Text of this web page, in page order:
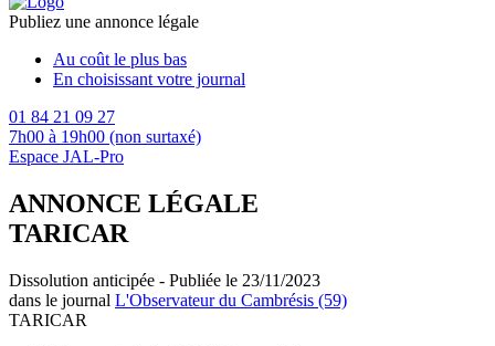
Publiez une annonce légale
Au coût le plus bas
En choisissant votre journal
01 84 21 09 27
7h00 à 19h00 (non surtaxé)
Espace JAL-Pro
ANNONCE LÉGALE
TARICAR
Dissolution anticipée - Publiée le 23/11/2023
dans le journal L'Observateur du Cambrésis (59)
TARICAR